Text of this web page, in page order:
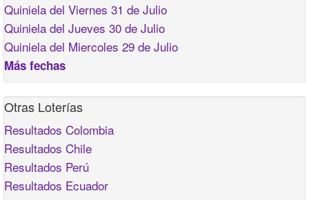
Quiniela del Viernes 31 de Julio
Quiniela del Jueves 30 de Julio
Quiniela del Miercoles 29 de Julio
Más fechas
Otras Loterías
Resultados Colombia
Resultados Chile
Resultados Perú
Resultados Ecuador